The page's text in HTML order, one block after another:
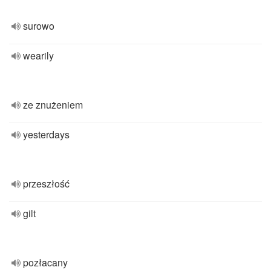
surowo
wearily
ze znużeniem
yesterdays
przeszłość
gilt
pozłacany